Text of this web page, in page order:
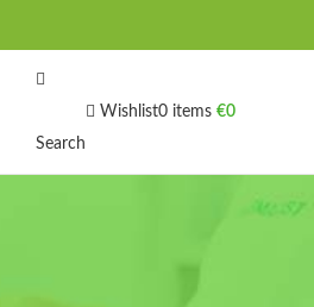
Search
Wishlist0 items €0